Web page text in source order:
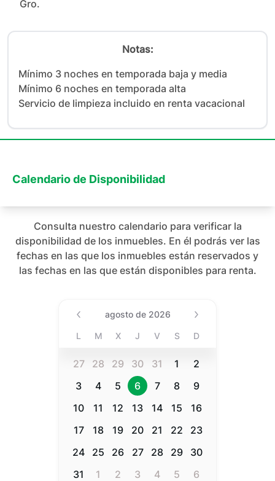
Gro.
Notas:
Mínimo 3 noches en temporada baja y media
Mínimo 6 noches en temporada alta
Servicio de limpieza incluido en renta vacacional
Calendario de Disponibilidad
Consulta nuestro calendario para verificar la
disponibilidad de los inmuebles. En él podrás ver las
fechas en las que los inmuebles están reservados y
las fechas en las que están disponibles para renta.
Date (Min Date Value),
agosto de 2026
L M X J V S D
27 28 29 30 31 1
2
3
4 5 6 7 8
9
10
11 12 13 14 15
16
17
18 19 20 21 22
23
24
25 26 27 28 29
30
31
1 2 3 4 5 6